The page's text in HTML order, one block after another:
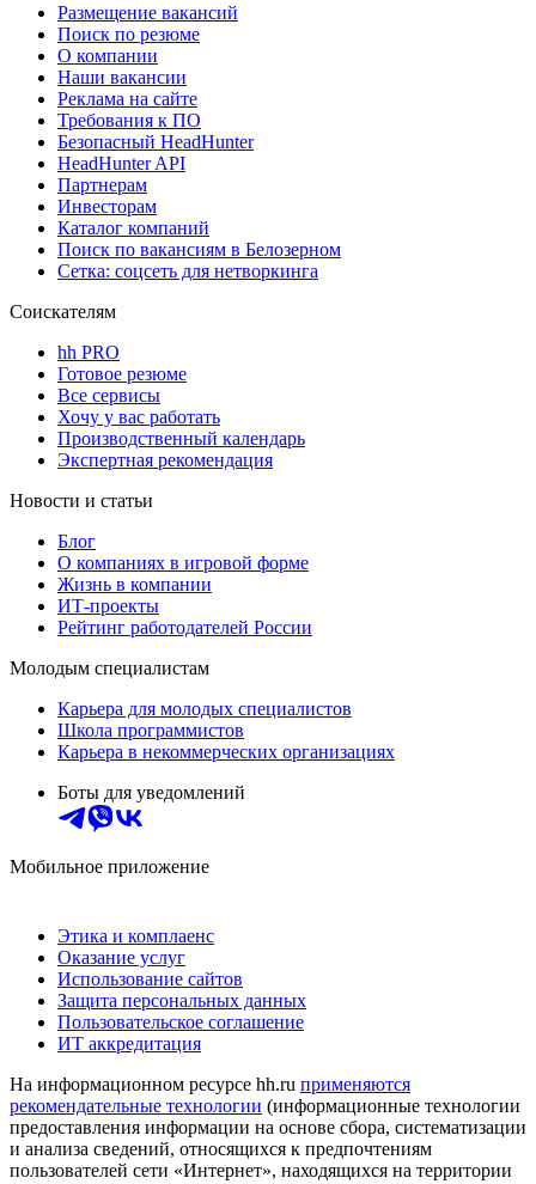
Размещение вакансий
Поиск по резюме
О компании
Наши вакансии
Реклама на сайте
Требования к ПО
Безопасный HeadHunter
HeadHunter API
Партнерам
Инвесторам
Каталог компаний
Поиск по вакансиям в Белозерном
Сетка: соцсеть для нетворкинга
Соискателям
hh PRO
Готовое резюме
Все сервисы
Хочу у вас работать
Производственный календарь
Экспертная рекомендация
Новости и статьи
Блог
О компаниях в игровой форме
Жизнь в компании
ИТ-проекты
Рейтинг работодателей России
Молодым специалистам
Карьера для молодых специалистов
Школа программистов
Карьера в некоммерческих организациях
Боты для уведомлений
Мобильное приложение
Этика и комплаенс
Оказание услуг
Использование сайтов
Защита персональных данных
Пользовательское соглашение
ИТ аккредитация
На информационном ресурсе hh.ru применяются
рекомендательные технологии (информационные технологии
предоставления информации на основе сбора, систематизации
и анализа сведений, относящихся к предпочтениям
пользователей сети «Интернет», находящихся на территории